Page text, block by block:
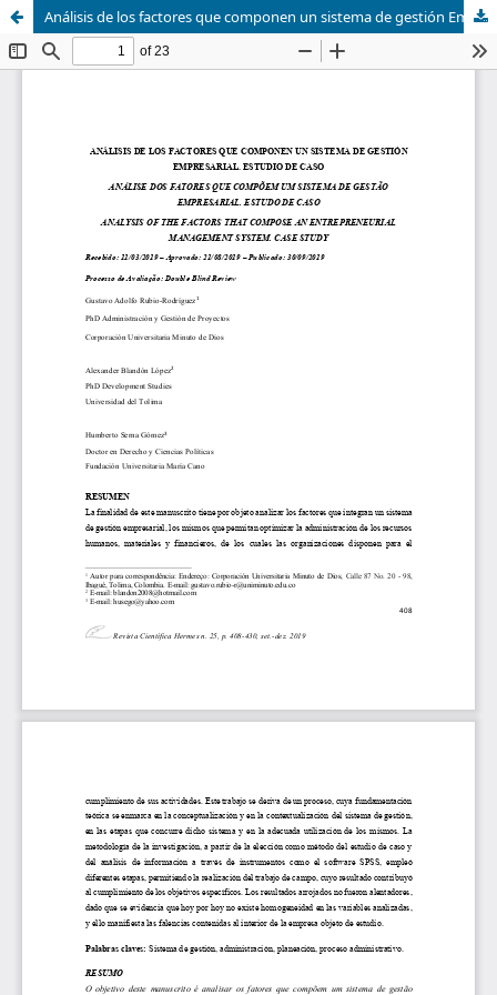
Análisis de los factores que componen un sistema de gestión Empresarial. Estudio de caso